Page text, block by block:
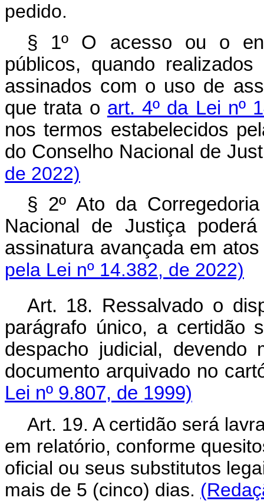
pedido.
§ 1º O acesso ou o
públicos, quando
assinados com o uso de
que trata o art. 4º da Lei nº
nos termos estabelecidos
do Conselho Nacional de
de 2022)
§ 2º Ato da
Nacional de Justiça
assinatura avançada em
pela Lei nº 14.382, de 2022)
Art. 18. Ressalvado o
parágrafo único, a certidão
despacho judicial,
documento
Lei nº 9.807, de 1999)
Art. 19. A certidão será
em relatório, conforme
oficial ou seus substitutos
mais de 5 (cinco) dias.